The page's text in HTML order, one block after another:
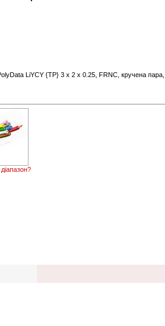
LiYCY {TP} 3 x 2 x 0.25, FRNC, кручена пара,